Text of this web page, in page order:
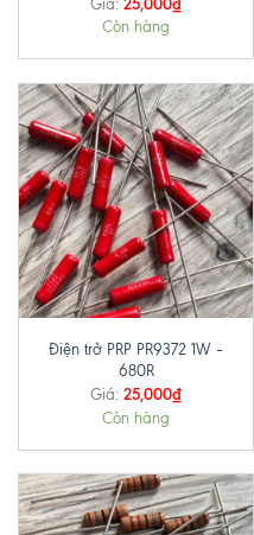
Giá:
Còn hàng
Điện trở PRP PR9372 1W –
680R
Giá: 25,000₫
Còn hàng